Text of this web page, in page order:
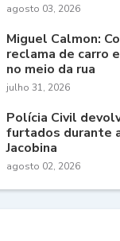
agosto 03, 2026
Miguel Calmon:
reclama de carro
no meio da rua
julho 31, 2026
Polícia Civil
furtados durante
Jacobina
agosto 02, 2026